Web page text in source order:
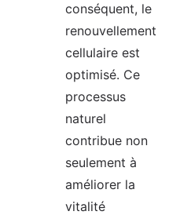
conséquent, le
renouvellement
cellulaire est
optimisé. Ce
processus
naturel
contribue non
seulement à
améliorer la
vitalité